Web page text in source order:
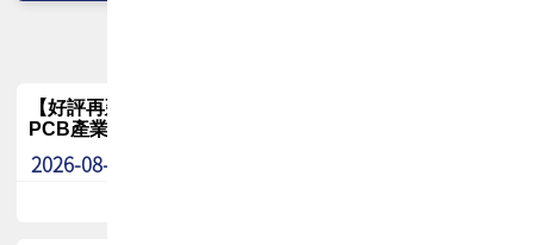
【好評再延長】PCB GPT 全面開放體驗延長到8月!!
PCB產業專屬 AI 知識平台
2026-08-04